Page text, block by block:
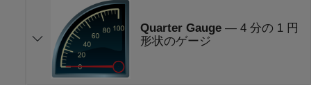
Quarter Gauge— 4 分の 1 円
形状のゲージ